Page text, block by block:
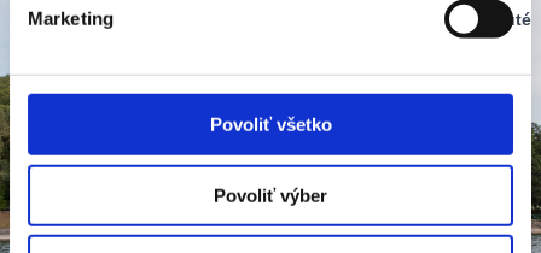
Marketing
Vypnuté
Stav:
Povoliť všetko
Povoliť výber